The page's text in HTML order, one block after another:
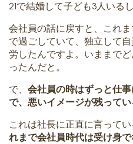
21で結婚して子ども3人いる
会社員の話に戻すと、これ
で過ごしていて、独立して
労したんですよ。いままで
ったんだと。
で、 会社員の時はずっと仕
で、悪いイメージが残ってい
これは社長に正直に言って
れまで会社員時代は受け身